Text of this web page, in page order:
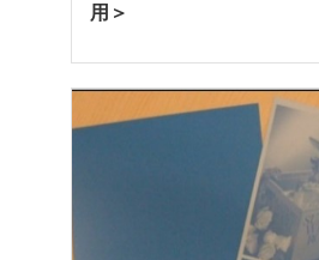
用＞